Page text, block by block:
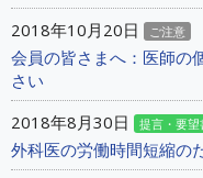
2018年10月20日
ご注意
会員の皆さまへ：医師の
さい
2018年8月30日
提言・要望
外科医の労働時間短縮の